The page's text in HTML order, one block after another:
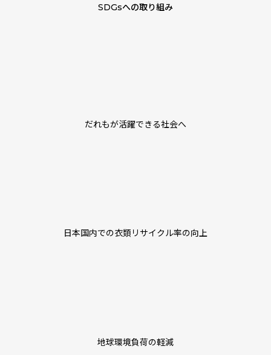
SDGsへの取り組み
だれもが活躍できる社会へ
日本国内での衣類リサイクル率の向上
地球環境負荷の軽減